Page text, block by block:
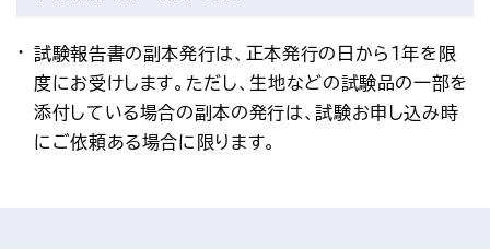
試験報告書の副本発行は、正本発行の日から1年を限
度にお受けします。ただし、生地などの試験品の一部を
添付している場合の副本の発行は、試験お申し込み時
にご依頼ある場合に限ります。